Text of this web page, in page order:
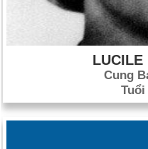
LUCILE
Cung